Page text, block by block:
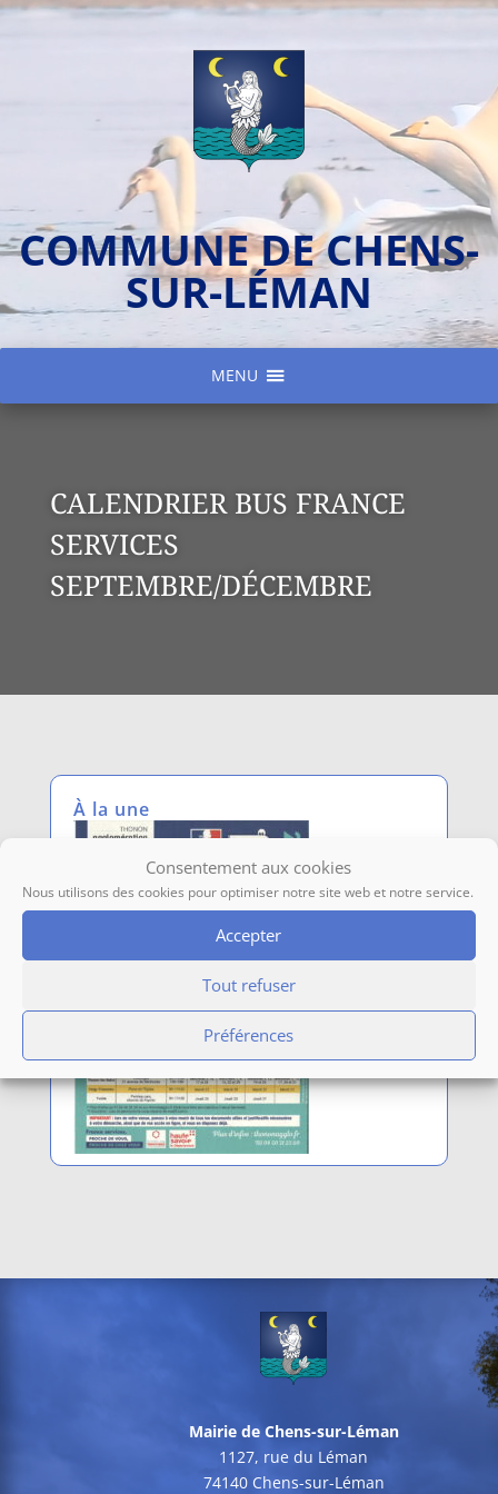
Consentement aux cookies
Nous utilisons des cookies pour optimiser notre site web et notre service.
Accepter
Tout refuser
Préférences
COMMUNE DE CHENS-
SUR-LÉMAN
MENU
CALENDRIER BUS FRANCE
SERVICES
SEPTEMBRE/DÉCEMBRE
À la une
Mairie de Chens-sur-Léman
1127, rue du Léman
74140 Chens-sur-Léman